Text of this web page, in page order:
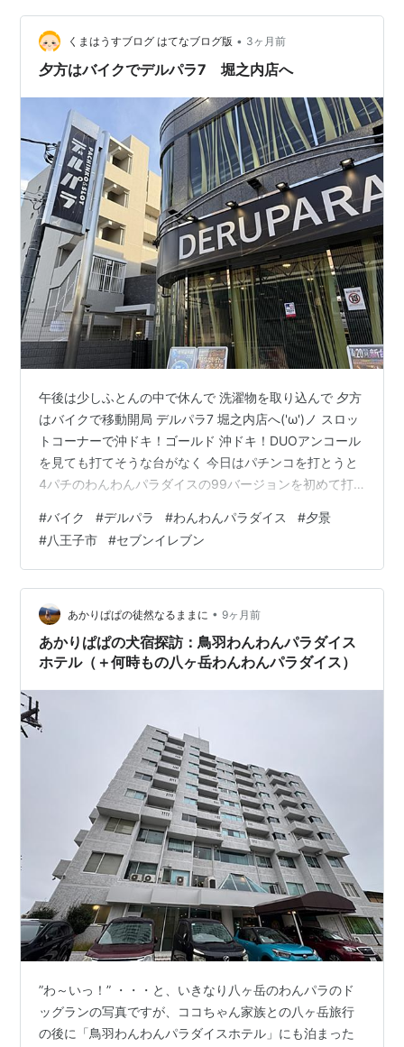
くまはうすブログ はてなブログ版 • 3ヶ月前
夕方はバイクでデルパラ7 堀之内店へ
午後は少しふとんの中で休んで 洗濯物を取り込んで 夕方
はバイクで移動開局 デルパラ7 堀之内店へ('ω')ノ スロッ
トコーナーで沖ドキ！ゴールド 沖ドキ！DUOアンコール
を見ても打てそうな台がなく 今日はパチンコを打とうと
4パチのわんわんパラダイスの99バージョンを初めて打
～～ 帰りは別所公園から西側 八王子の夕景を見て 夕食
はみもがいなかった唐木田のセブンイレブンで調達をし
て 帰りました☆彡
#バイク #デルパラ #わんわんパラダイス #夕景
#八王子市 #セブンイレブン
あかりぱぱの徒然なるままに • 9ヶ月前
あかりぱぱの犬宿探訪：鳥羽わんわんパラダイス
ホテル（＋何時もの八ヶ岳わんわんパラダイス）
”わ～いっ！” ・・・と、いきなり八ヶ岳のわんパラのド
ッグランの写真ですが、ココちゃん家族との八ヶ岳旅行
の後に「鳥羽わんわんパラダイスホテル」にも泊まった